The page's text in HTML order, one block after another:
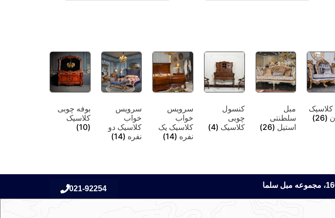
کلاسیک
(26)
مبل
سلطنتی
استیل (26)
کنسول
چوبی
کلاسیک (4)
سرویس
خواب
کلاسیک یک
نفره (14)
سرویس
خواب
کلاسیک دو
نفره (14)
بوفه چوبی
کلاسیک
(10)
021-92254